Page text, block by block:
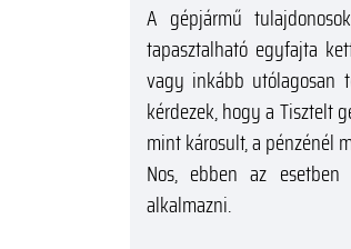
A gépjármű
tapasztalható egyfajta
vagy inkább utólagosan
kérdezek, hogy a Tisztelt
mint károsult, a pénzénél
Nos, ebben az esetben
alkalmazni.